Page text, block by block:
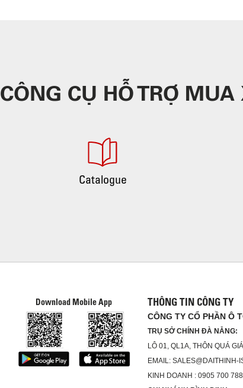
CÔNG CỤ HỖ TRỢ MUA
Catalogue
Download Mobile App THÔNG TIN CÔNG TY
CÔNG TY CỔ PHẦN Ô
TRỤ SỞ CHÍNH ĐÀ NẴNG:
LÔ 01, QL1A, THÔN QUÁ
EMAIL: SALES@DAITHINH-
KINH DOANH : 0905 700